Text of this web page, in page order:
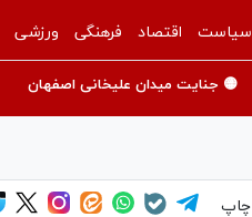
سیاست اقتصاد فرهنگی ورزشی
🟡 جنایت میدان علیخانی اصفهان
چاپ